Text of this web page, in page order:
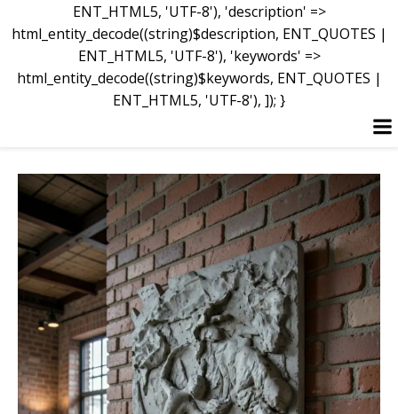
ENT_HTML5, 'UTF-8'), 'description' =>
html_entity_decode((string)$description, ENT_QUOTES |
ENT_HTML5, 'UTF-8'), 'keywords' =>
html_entity_decode((string)$keywords, ENT_QUOTES |
ENT_HTML5, 'UTF-8'), ]); }